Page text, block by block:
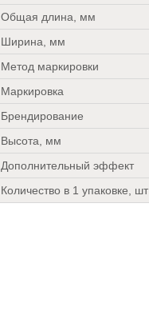
Общая длина, мм
Ширина, мм
Метод маркировки
Маркировка
Брендирование
Высота, мм
Дополнительный эффект
Количество в 1 упаковке, шт